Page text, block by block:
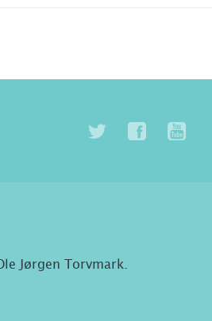
Jørgen Torvmark.